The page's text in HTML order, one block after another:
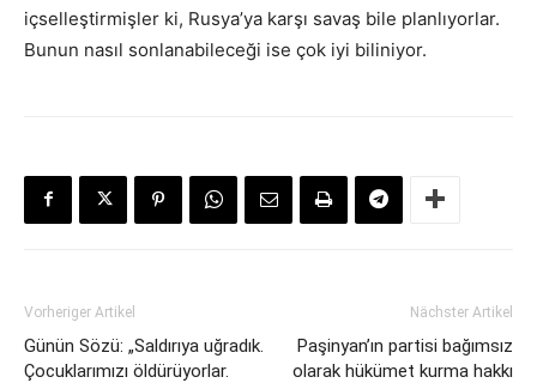
içselleştirmişler ki, Rusya’ya karşı savaş bile planlıyorlar.
Bunun nasıl sonlanabileceği ise çok iyi biliniyor.
Vorheriger Artikel
Günün Sözü: „Saldırıya uğradık.
Çocuklarımızı öldürüyorlar.
Nächster Artikel
Paşinyan’ın partisi bağımsız
olarak hükümet kurma hakkı